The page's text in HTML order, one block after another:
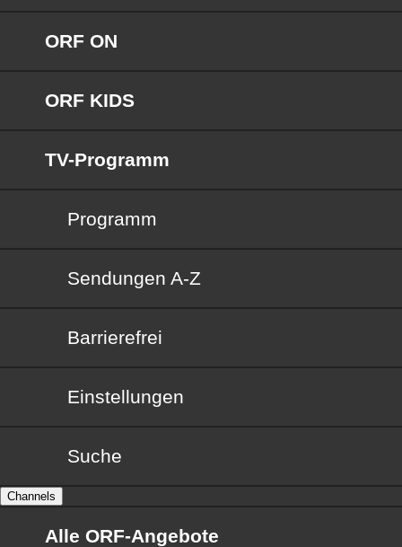
ORF ON
ORF KIDS
TV-Programm
Programm
Sendungen von A bis Z
Sendungen A-Z
Barrierefrei
Barrierefrei
Einstellungen
Suche
Channels
Alle ORF-Angebote